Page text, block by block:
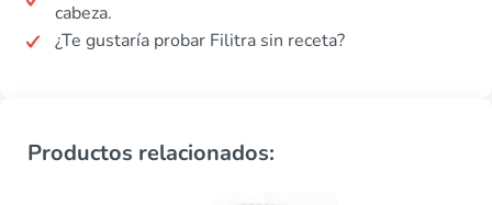
cabeza.
¿Te gustaría probar Filitra sin receta?
Productos relacionados: